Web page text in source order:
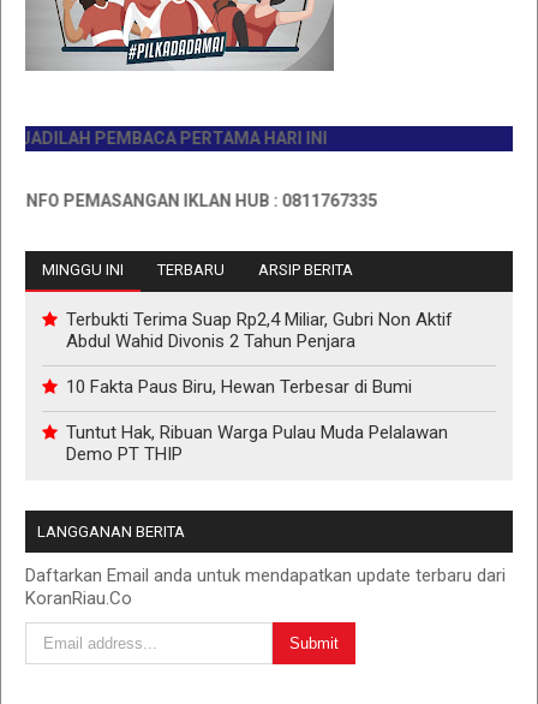
PEMBACA PERTAMA HARI INI
PEMASANGAN IKLAN HUB : 0811767335
MINGGU INI TERBARU ARSIP BERITA
Terbukti Terima Suap Rp2,4 Miliar, Gubri Non Aktif
Abdul Wahid Divonis 2 Tahun Penjara
10 Fakta Paus Biru, Hewan Terbesar di Bumi
Tuntut Hak, Ribuan Warga Pulau Muda Pelalawan
Demo PT THIP
LANGGANAN BERITA
Daftarkan Email anda untuk mendapatkan update terbaru dari
KoranRiau.Co